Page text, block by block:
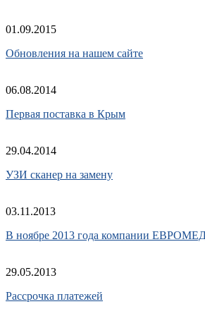
01.09.2015
Обновления на нашем сайте
06.08.2014
Первая поставка в Крым
29.04.2014
УЗИ сканер на замену
03.11.2013
В ноябре 2013 года компании ЕВРОМЕД
29.05.2013
Рассрочка платежей